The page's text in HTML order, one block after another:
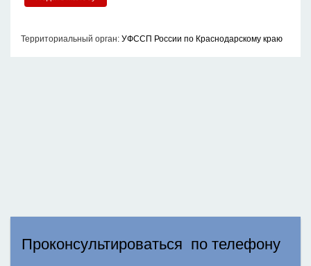
Территориальный орган: УФССП России по Краснодарскому краю